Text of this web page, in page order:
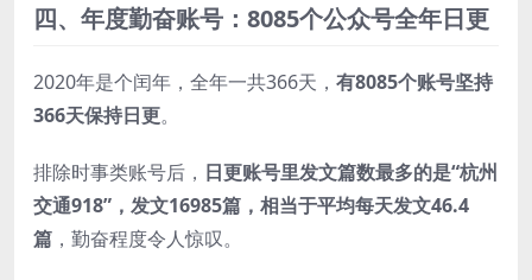
四、 年度勤奋账号： 8085个公众号全年日更
2020年是个闰年，全年一共366天， 有8085个账号坚持
366天保持日更。
排除时事类账号后， 日更账号里发文篇数最多的是“杭州
交通918”，发文16985篇，相当于平均每天发文46.4
篇 ，勤奋程度令人惊叹。